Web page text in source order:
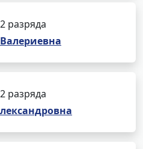
разряда
разряда